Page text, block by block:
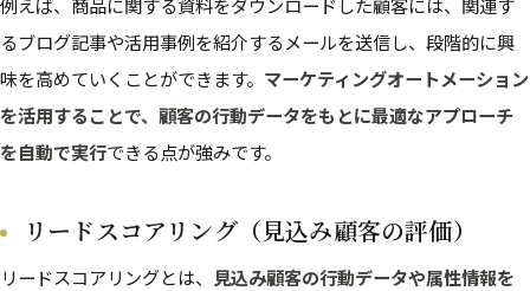
例えば、商品に関する資料をダウンロードした顧客には、関連す
るブログ記事や活用事例を紹介するメールを送信し、段階的に興
味を高めていくことができます。 マーケティングオートメーション
を活用することで、顧客の行動データをもとに最適なアプローチ
を自動で実行できる点が強みです。
リードスコアリング（見込み顧客の評価）
リードスコアリングとは、
見込み顧客の行動データや属性情報を